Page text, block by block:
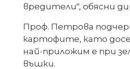
вредители", обясни
Проф. Петрова
картофите, като
най-приложим е при
въшки.